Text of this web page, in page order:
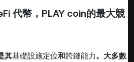
代幣， PLAY coin的最大競
其基礎設施定位和跨鏈能力。大多數